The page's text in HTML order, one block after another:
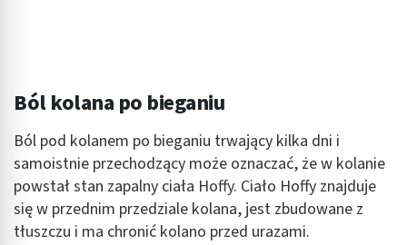
Ból kolana po bieganiu
Ból pod kolanem po bieganiu trwający kilka dni i
samoistnie przechodzący może oznaczać, że w kolanie
powstał stan zapalny ciała Hoffy. Ciało Hoffy znajduje
się w przednim przedziale kolana, jest zbudowane z
tłuszczu i ma chronić kolano przed urazami.